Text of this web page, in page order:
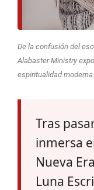
De la confusión del
Alabaster Ministry
espiritualidad moderna.
Tras
inmersa
Nueva
Luna